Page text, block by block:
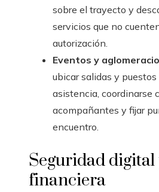
sobre el trayecto y
servicios que no
autorización.
Eventos y
ubicar salidas y puestos
asistencia, coordinarse
acompañantes y fijar
encuentro.
Seguridad digital
financiera